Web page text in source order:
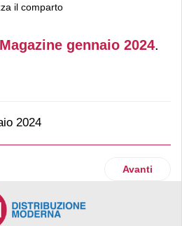
il comparto
vivacizza il
gennaio 2024.
2024
casa: il focus è su
Articolo
Avanti